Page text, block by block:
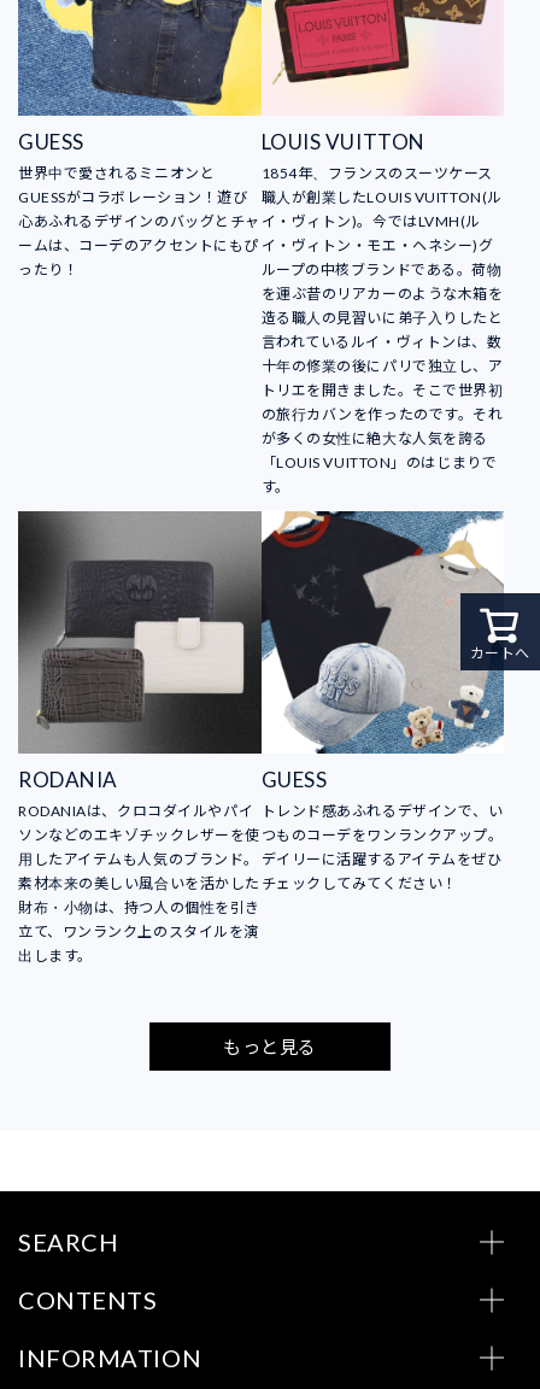
GUESS
世界中で愛されるミニオンと
GUESSがコラボレーション！遊び
心あふれるデザインのバッグとチャ
ームは、コーデのアクセントにもぴ
ったり！
LOUIS VUITTON
1854年、フランスのスーツケース
職人が創業したLOUIS VUITTON(ル
イ・ヴィトン)。今ではLVMH(ル
イ・ヴィトン・モエ・ヘネシー)グ
ループの中核ブランドである。荷物
を運ぶ昔のリアカーのような木箱を
造る職人の見習いに弟子入りしたと
言われているルイ・ヴィトンは、数
十年の修業の後にパリで独立し、ア
トリエを開きました。そこで世界初
の旅行カバンを作ったのです。それ
が多くの女性に絶大な人気を誇る
「LOUIS VUITTON」のはじまりで
す。
RODANIA
RODANIAは、クロコダイルやパイ
ソンなどのエキゾチックレザーを使
用したアイテムも人気のブランド。
素材本来の美しい風合いを活かした
財布・小物は、持つ人の個性を引き
立て、ワンランク上のスタイルを演
出します。
GUESS
トレンド感あふれるデザインで、い
つものコーデをワンランクアップ。
デイリーに活躍するアイテムをぜひ
チェックしてみてください！
もっと見る
カートへ
SEARCH
CONTENTS
INFORMATION